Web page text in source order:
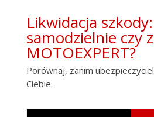
Likwidacja szkody:
samodzielnie czy z
MOTOEXPERT?
Porównaj, zanim
Ciebie.